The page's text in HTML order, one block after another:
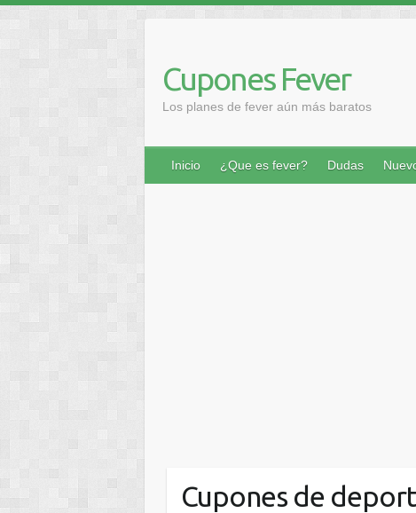
contenido
Cupones Fever
Los planes de fever aún más baratos
Inicio ¿Que es fever? Dudas
Cupones de